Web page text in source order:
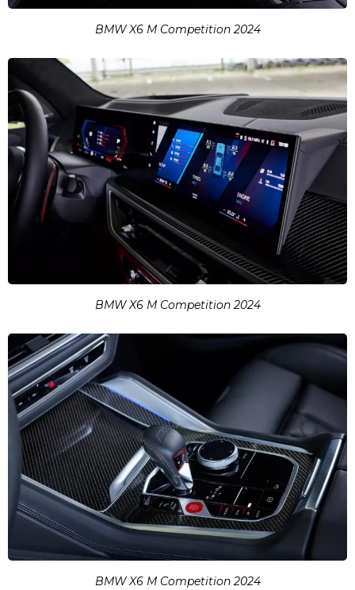
BMW X6 M Competition 2024
BMW X6 M Competition 2024
BMW X6 M Competition 2024